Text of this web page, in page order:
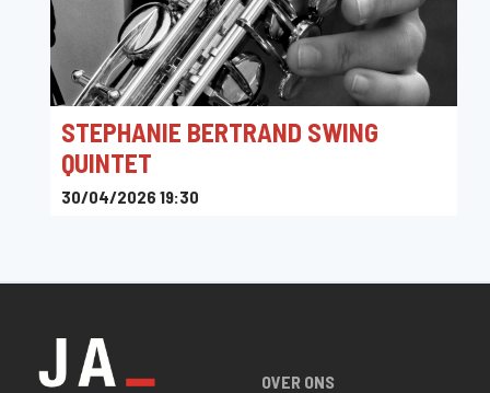
STEPHANIE BERTRAND SWING
QUINTET
30/04/2026 19:30
OVER ONS